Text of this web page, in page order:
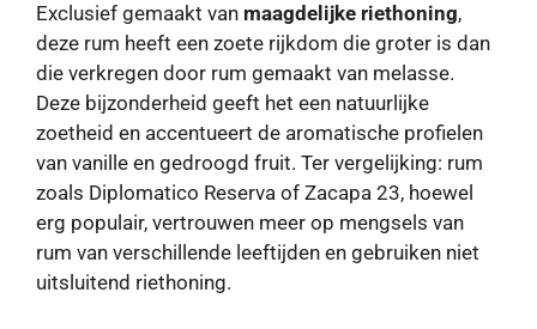
Exclusief gemaakt van maagdelijke riethoning,
deze rum heeft een zoete rijkdom die groter is dan
die verkregen door rum gemaakt van melasse.
Deze bijzonderheid geeft het een natuurlijke
zoetheid en accentueert de aromatische profielen
van vanille en gedroogd fruit. Ter vergelijking: rum
zoals Diplomatico Reserva of Zacapa 23, hoewel
erg populair, vertrouwen meer op mengsels van
rum van verschillende leeftijden en gebruiken niet
uitsluitend riethoning.